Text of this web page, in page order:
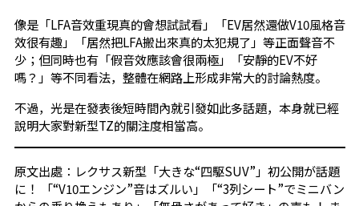
像是「LFA音效重現真的會想試試看」「EV居然還做V10風格音
效很有趣」「居然把LFA搬出來真的太犯規了」等正面聲音不
少；但同時也有「假音效應該會很兩極」「安靜的EV不好
嗎？」等不同看法，整體在網路上形成非常大的討論熱度。
不過，光是在發表後短時間內就引發如此多話題，本身就已經
說明大家對新型TZ的關注度相當高。
原文出處：レクサス新型「大きな“四駆SUV”」初公開が話題
に！ 「“V10エンジン”音はズルい」「“3列シート”でミニバン